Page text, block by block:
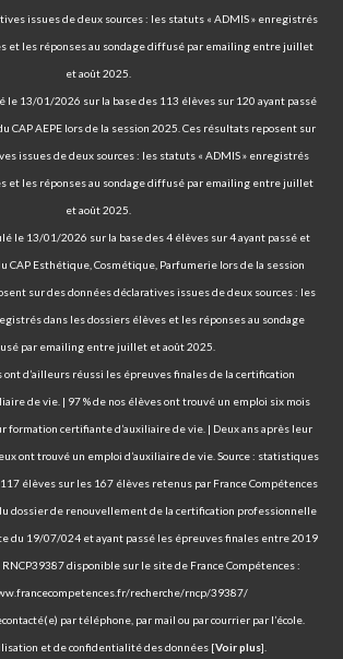
issues de deux sources : les statuts « ADMIS » enregistrés
et les réponses au sondage diffusé par emailing entre juillet
et août 2025.
le 13/01/2026 sur la base des 113 élèves sur 120 ayant passé
CAP AEPE lors de la session 2025. Ces résultats reposent sur
issues de deux sources : les statuts « ADMIS » enregistrés
et les réponses au sondage diffusé par emailing entre juillet
et août 2025.
le 13/01/2026 sur la base des 4 élèves sur 4 ayant passé et
CAP Esthétique, Cosmétique, Parfumerie lors de la session
sur des données déclaratives issues de deux sources : les
dans les dossiers élèves et les réponses au sondage
par emailing entre juillet et août 2025.
ont d’ailleurs réussi les épreuves finales de la certification
de vie. | 97 % de nos élèves ont trouvé un emploi six mois
formation certifiante d’auxiliaire de vie. | Deux ans après leur
ont trouvé un emploi d’auxiliaire de vie. Source : statistiques
élèves sur les 167 élèves retenus par France Compétences
dossier de renouvellement de la certification professionnelle
du 19/07/024 et ayant passé les épreuves finales entre 2019
RNCP39387 disponible sur le site de France Compétences :
recherche/rncp/39387/
par téléphone, par mail ou par courrier par l’école.
et de confidentialité des données [Voir plus].